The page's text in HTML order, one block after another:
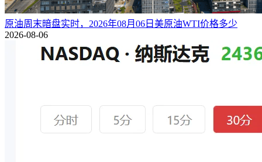
原油周末暗盘实时，2026年08月06日美原油WTI价格多少
2026-08-06